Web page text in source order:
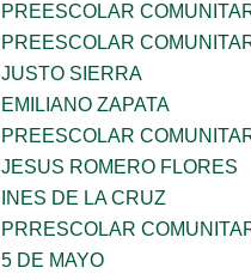
PREESCOLAR
PREESCOLAR
JUSTO SIERRA
EMILIANO ZAPATA
PREESCOLAR
JESUS ROMERO FLORES
INES DE LA CRUZ
PRRESCOLAR
5 DE MAYO